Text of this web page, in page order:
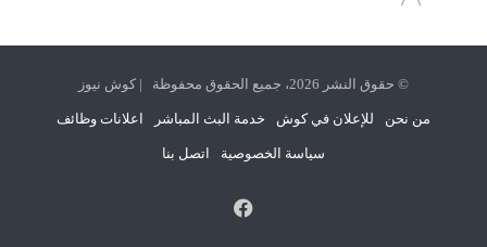
© حقوق النشر 2026، جميع الحقوق محفوظة | كوش نيوز
من نحن للإعلان في كوش خدمة البث المباشر اعلانات وظائف
سياسة الخصوصية اتصل بنا